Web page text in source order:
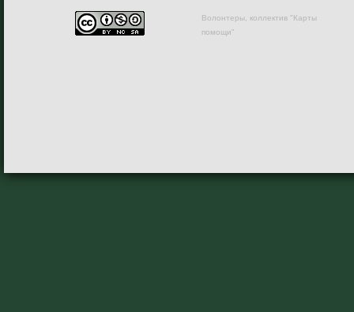
Волонтеры, коллектив "Карты
помощи"